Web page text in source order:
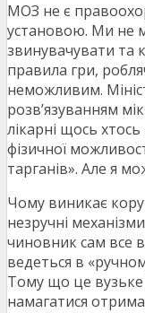
МОЗ не є
установою. Ми не
звинувачувати та
правила гри,
неможливим.
розв’язуванням
лікарні щось
фізичної
тарганів». Але я
Чому виникає
незручні
чиновник сам все
ведеться в
Тому що це вузьке
намагатися